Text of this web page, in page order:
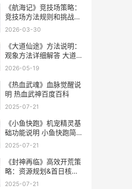
《航海记》竞技场策略：
竞技场方法规则和挑战诀
窍同享 航海游记
2026-03-30
《大道仙途》方法说明：
观象方法详细解答 大道仙
凡记无弹窗全文阅读
2026-05-19
《热血武魂》血脉觉醒说
明 热血武神百度百科
2025-07-21
《小鱼快跑》机宠精灵基
础功能说明 小鱼快跑简谱
图片
2025-07-21
《封神再临》高效开荒策
略：资源规划&首日核心
方法解析 再现封神榜
2025-07-21